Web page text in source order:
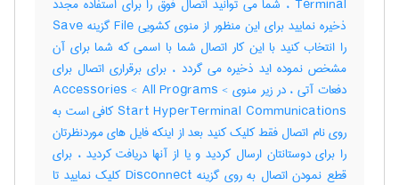
ذخیره نمایید برای این منظور از منوی کشویی File گزینه Save
را انتخاب کنید با این کار اتصال شما با اسمی که شما برای آن
مشخص نموده اید ذخیره می گردد ، برای برقراری اتصال برای
دفعات آتی ، در زیر منوی Accessories < All Programs <
Start HyperTerminal Communications کافی است به
روی نام اتصال فقط کلیک کنید بعد از اینکه فایل های موردنظرتان
را برای دوستانتان ارسال کردید و یا از آنها دریافت کردید ، برای
قطع نمودن اتصال به روی گزینه Disconnect کلیک نمایید تا